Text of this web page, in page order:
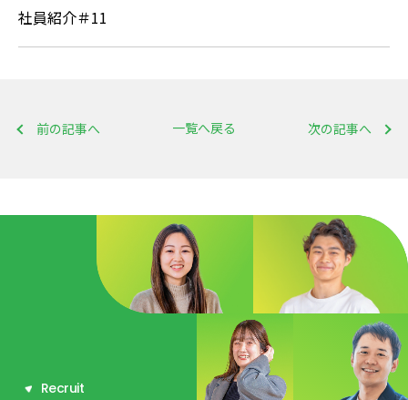
社員紹介＃11
前の記事へ 次の記事へ
一覧へ戻る
Recruit